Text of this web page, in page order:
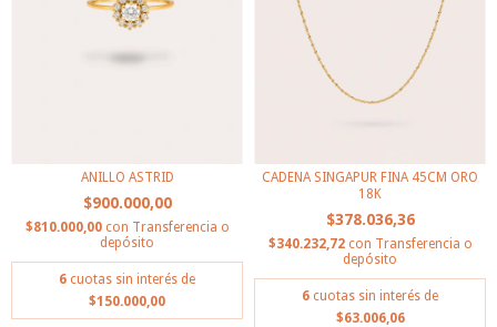
ANILLO ASTRID
$900.000,00
$810.000,00 con Transferencia o
depósito
6 cuotas sin interés de
$150.000,00
CADENA SINGAPUR FINA 45CM ORO
18K
$378.036,36
$340.232,72 con Transferencia o
depósito
6 cuotas sin interés de
$63.006,06